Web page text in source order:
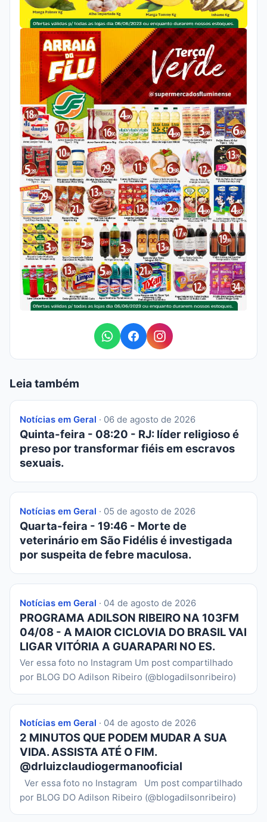
Leia também
Notícias em Geral · 06 de agosto de 2026
Quinta-feira - 08:20 - RJ: líder religioso é
preso por transformar fiéis em escravos
sexuais.
Notícias em Geral · 05 de agosto de 2026
Quarta-feira - 19:46 - Morte de
veterinário em São Fidélis é investigada
por suspeita de febre maculosa.
Notícias em Geral · 04 de agosto de 2026
PROGRAMA ADILSON RIBEIRO NA 103FM
04/08 - A MAIOR CICLOVIA DO BRASIL VAI
LIGAR VITÓRIA A GUARAPARI NO ES.
Ver essa foto no Instagram Um post compartilhado
por BLOG DO Adilson Ribeiro (@blogadilsonribeiro)
Notícias em Geral · 04 de agosto de 2026
2 MINUTOS QUE PODEM MUDAR A SUA
VIDA. ASSISTA ATÉ O FIM.
@drluizclaudiogermanooficial
Ver essa foto no Instagram Um post compartilhado
por BLOG DO Adilson Ribeiro (@blogadilsonribeiro)